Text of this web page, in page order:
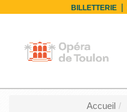
BILLETTERIE
Accueil